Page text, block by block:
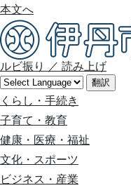
本文へ
ルビ振り ／ 読み上げ
翻訳
くらし・手続き
子育て・教育
健康・医療・福祉
文化・スポーツ
ビジネス・産業